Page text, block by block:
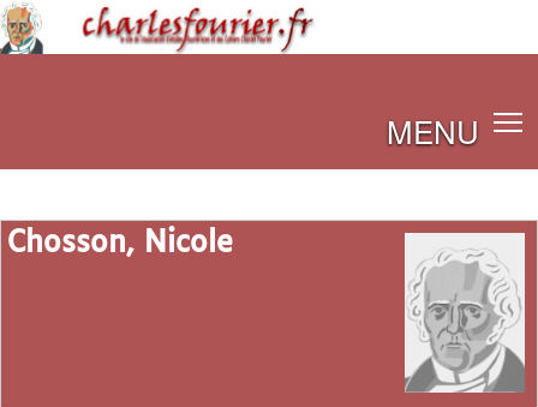
MENU
Chosson, Nicole